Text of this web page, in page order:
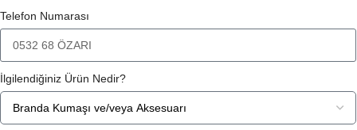
Telefon Numarası
İlgilendiğiniz Ürün Nedir?